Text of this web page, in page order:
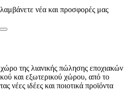
νέα και προσφορές μας
της λιανικής πώλησης εποχιακών
και εξωτερικού χώρου, από το
νέες ιδέες και ποιοτικά προϊόντα